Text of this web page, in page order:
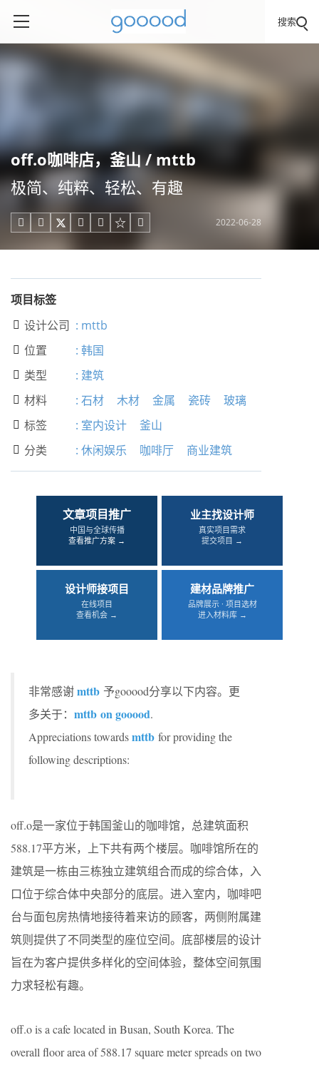
搜索
off.o咖啡店，釜山 / mttb
极简、纯粹、轻松、有趣
     2022-06-28
项目标签
 设计公司 : mttb
 位置 : 韩国
 类型 : 建筑
 材料 : 石材 木材 金属 瓷砖 玻璃
 标签 : 室内设计 釜山
 分类 : 休闲娱乐 咖啡厅 商业建筑
文章项目推广
中国与全球传播
查看推广方案 →
业主找设计师
真实项目需求
提交项目 →
设计师接项目
在线项目
查看机会 →
建材品牌推广
品牌展示 · 项目选材
进入材料库 →
非常感谢mttb 予gooood分享以下内容。更
多关于： mttb on gooood.
Appreciations towardsmttb for providing the
following descriptions:
off.o是一家位于韩国釜山的咖啡馆，总建筑面积
588.17平方米，上下共有两个楼层。咖啡馆所在的
建筑是一栋由三栋独立建筑组合而成的综合体，入
口位于综合体中央部分的底层。进入室内，咖啡吧
台与面包房热情地接待着来访的顾客，两侧附属建
筑则提供了不同类型的座位空间。底部楼层的设计
旨在为客户提供多样化的空间体验，整体空间氛围
力求轻松有趣。
off.o is a cafe located in Busan, South Korea. The
overall floor area of 588.17 square meter spreads on two